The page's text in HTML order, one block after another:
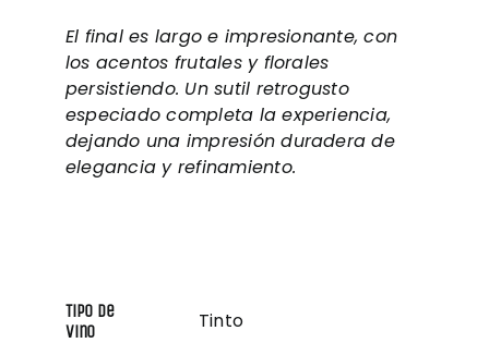
El final es largo e impresionante, con
los acentos frutales y florales
persistiendo. Un sutil retrogusto
especiado completa la experiencia,
dejando una impresión duradera de
elegancia y refinamiento.
Tipo de
vino
Tinto